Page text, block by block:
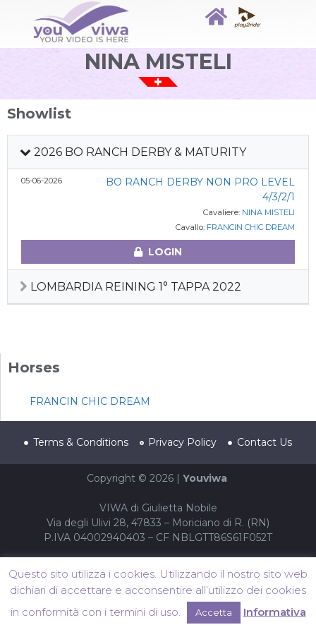
NINA MISTELI
Showlist
2026 BO RANCH DERBY & MATURITY
05-06-2026
BO RANCH DERBY NON PRO LEVEL
4/3/2/1
Cavaliere: NINA MISTELI
Cavallo: FRANCIN CHIC DREAM
LOGIN
LOMBARDIA REINING 1° TAPPA 2022
Horses
FRANCIN CHIC DREAM
Terms & Conditions Privacy Policy Contact Us
Copyright © 2026 | Youviwa
VIWA di Giulietta Nobile
Via degli Ulivi 28, 47833 – Moriciano di R. (RN)
P.IVA 04002940403 – CF NBLGTT86S61F052T
Questo sito utilizza i cookies. Utilizzando il nostro sito web
dichiari di accettare e acconsentire all’utilizzo dei cookies
in conformità con i termini di uso.
Accetta Informativa